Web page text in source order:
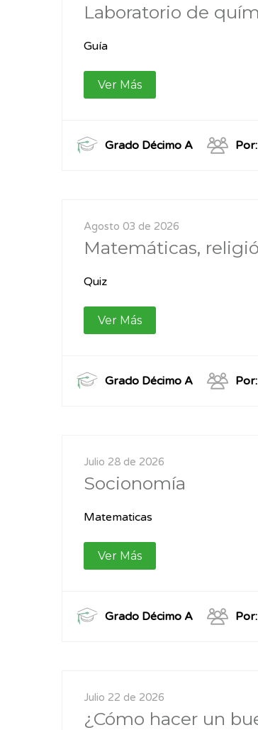
Laboratorio de
Guía
Ver Más
Grado Décimo A Por:
Agosto 03 de 2026
Matemáticas,
Quiz
Ver Más
Grado Décimo A Por:
Julio 28 de 2026
Socionomía
Matematicas
Ver Más
Grado Décimo A Por:
Julio 22 de 2026
¿Cómo hacer un